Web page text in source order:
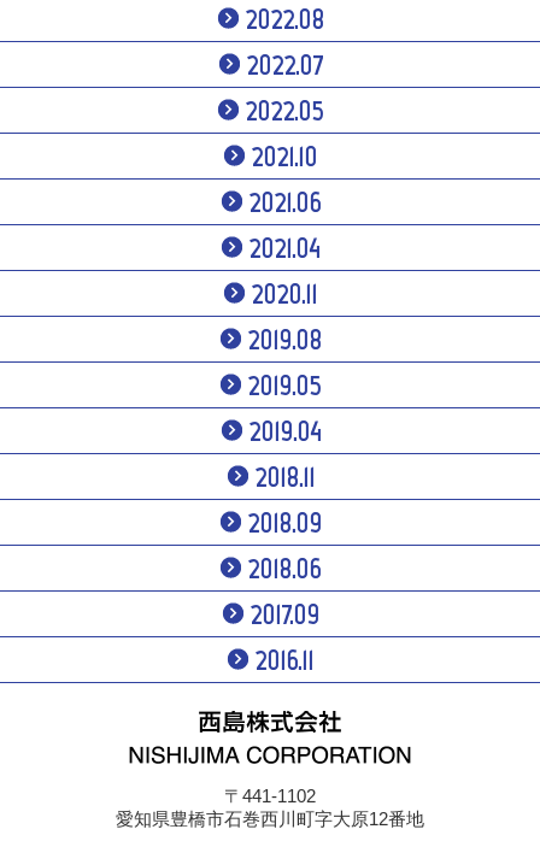
2022.08
2022.07
2022.05
2021.10
2021.06
2021.04
2020.11
2019.08
2019.05
2019.04
2018.11
2018.09
2018.06
2017.09
2016.11
〒441-1102
愛知県豊橋市石巻西川町字大原12番地